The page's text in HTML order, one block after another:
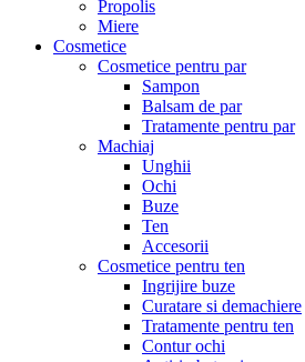
Propolis
Miere
Cosmetice
Cosmetice pentru par
Sampon
Balsam de par
Tratamente pentru par
Machiaj
Unghii
Ochi
Buze
Ten
Accesorii
Cosmetice pentru ten
Ingrijire buze
Curatare si demachiere
Tratamente pentru ten
Contur ochi